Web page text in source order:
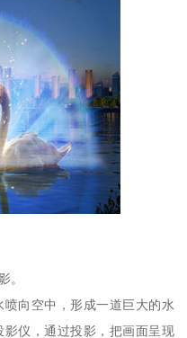
。
向空中，形成一道巨大的水
仪，通过投影，把画面呈现